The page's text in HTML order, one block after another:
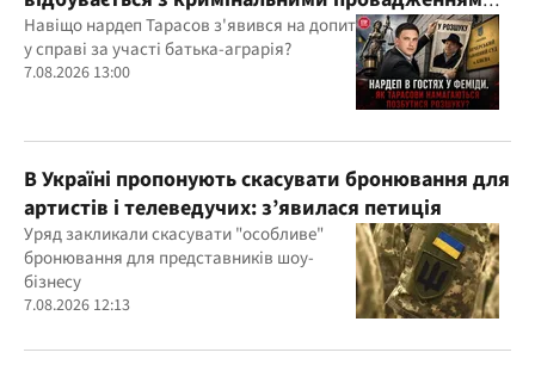
за участі агробарона Тарасова?
Навіщо нардеп Тарасов з'явився на допит
у справі за участі батька-аграрія?
7.08.2026 13:00
В Україні пропонують скасувати бронювання для
артистів і телеведучих: з’явилася петиція
Уряд закликали скасувати "особливе"
бронювання для представників шоу-
бізнесу
7.08.2026 12:13